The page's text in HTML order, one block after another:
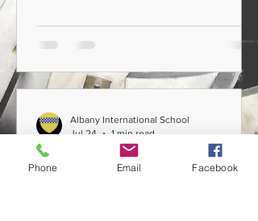
Il trust di comunità rurale
Albany International School
Jul 24
1 min read
Phone Email Facebook